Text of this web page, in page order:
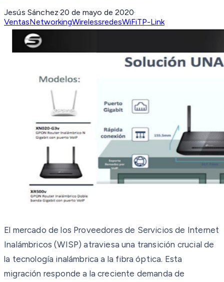
Jesús Sánchez·20 de mayo de 2020·
VentasNetworkingWirelessredesWiFiTP-Link
El mercado de los Proveedores de Servicios de Internet
Inalámbricos (WISP) atraviesa una transición crucial de
la tecnología inalámbrica a la fibra óptica. Esta
migración responde a la creciente demanda de